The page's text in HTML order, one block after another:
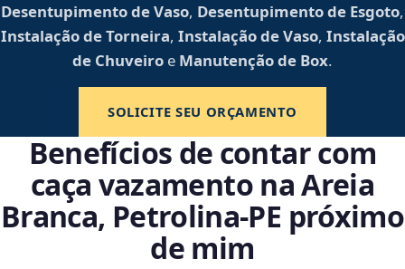
Desentupimento de Vaso, Desentupimento de Esgoto,
Instalação de Torneira, Instalação de Vaso, Instalação
de Chuveiro e Manutenção de Box.
SOLICITE SEU ORÇAMENTO
Benefícios de contar com
caça vazamento na Areia
Branca, Petrolina‑PE próximo
de mim